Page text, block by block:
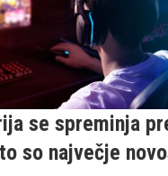
se spreminja
so največje